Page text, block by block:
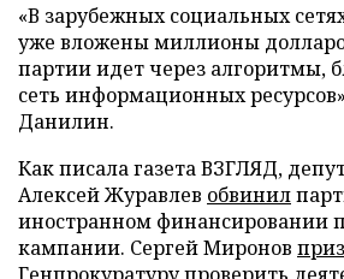
«В зарубежных социальных
уже вложены миллионы
партии идет через алгоритмы,
сеть информационных
Данилин.
Как писала газета ВЗГЛЯД,
Алексей Журавлев обвинил
иностранном финансировании
кампании. Сергей Миронов